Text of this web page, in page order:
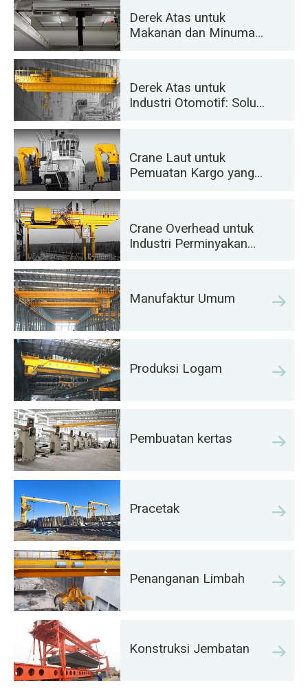
Bermotor, dan
Penanganan Kontainer
Derek Atas untuk
Makanan dan Minuman:
Efisien
Derek Atas untuk
Industri Otomotif: Solusi
Crane Laut untuk
Pemuatan Kargo yang
Crane Overhead untuk
Industri Perminyakan
Manufaktur Umum
Produksi Logam
Pembuatan kertas
Pracetak
Penanganan Limbah
Konstruksi Jembatan